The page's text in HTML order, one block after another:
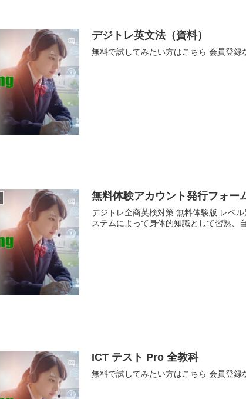
デジトレ英文法（資料）
無料で試してみたい方はこちら 会員登録
無料体験アカウント発行フォー
デジトレ全商英検対策 無料体験版 レベ
ステムによって身体的知識として習熟、
ICT テスト Pro 全教科
無料で試してみたい方はこちら 会員登